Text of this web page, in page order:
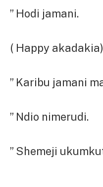
” Hodi jamani.
( Happy akadakia)
” Karibu jamani
” Ndio nimerudi.
” Shemeji